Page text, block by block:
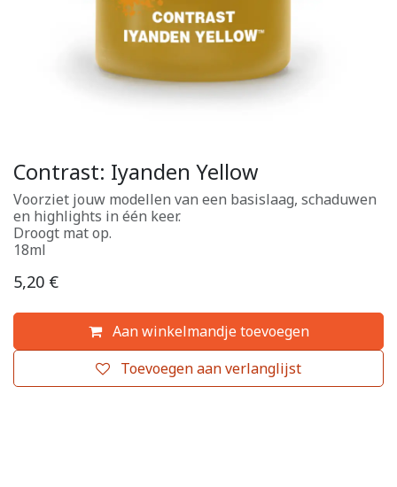
Contrast: Iyanden Yellow
Voorziet jouw modellen van een basislaag, schaduwen
en highlights in één keer.
Droogt mat op.
18ml
5,20 €
Aan winkelmandje toevoegen
Toevoegen aan verlanglijst